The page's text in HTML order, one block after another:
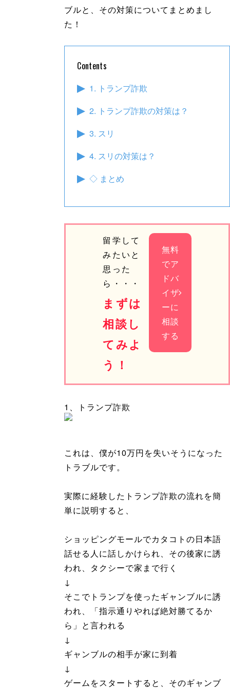
ブルと、その対策についてまとめまし
た！
Contents
1. トランプ詐欺
2. トランプ詐欺の対策は？
3. スリ
4. スリの対策は？
◇ まとめ
留学して
みたいと
思った
ら・・・
まずは
相談し
てみよ
う！
無料
でア
ドバ
イザ
ーに
相談
する
1、トランプ詐欺
これは、僕が10万円を失いそうになった
トラブルです。
実際に経験したトランプ詐欺の流れを簡
単に説明すると、
ショッピングモールでカタコトの日本語
話せる人に話しかけられ、その後家に誘
われ、タクシーで家まで行く
↓
そこでトランプを使ったギャンブルに誘
われ、「指示通りやれば絶対勝てるか
ら」と言われる
↓
ギャンブルの相手が家に到着
↓
ゲームをスタートすると、そのギャンブ